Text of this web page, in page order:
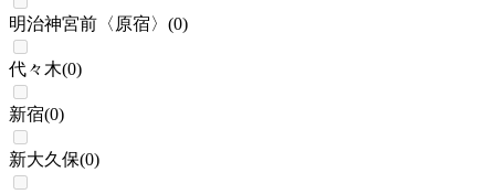
明治神宮前〈原宿〉 (0)
代々木(0)
新宿(0)
新大久保(0)